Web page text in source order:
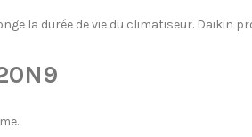
la durée de vie du climatiseur. Daikin